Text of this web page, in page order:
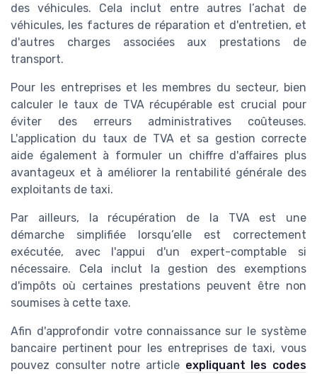
des véhicules. Cela inclut entre autres l’achat de
véhicules, les factures de réparation et d'entretien, et
d'autres charges associées aux prestations de
transport.
Pour les entreprises et les membres du secteur, bien
calculer le taux de TVA récupérable est crucial pour
éviter des erreurs administratives coûteuses.
L'application du taux de TVA et sa gestion correcte
aide également à formuler un chiffre d'affaires plus
avantageux et à améliorer la rentabilité générale des
exploitants de taxi.
Par ailleurs, la récupération de la TVA est une
démarche simplifiée lorsqu’elle est correctement
exécutée, avec l'appui d'un expert-comptable si
nécessaire. Cela inclut la gestion des exemptions
d'impôts où certaines prestations peuvent être non
soumises à cette taxe.
Afin d'approfondir votre connaissance sur le système
bancaire pertinent pour les entreprises de taxi, vous
pouvez consulter notre article expliquant les codes